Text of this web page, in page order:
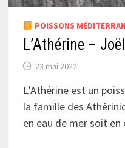
POISSONS
L’Athérine – Joël
23 mai 2022
L’Athérine est un
la famille des
en eau de mer soit en